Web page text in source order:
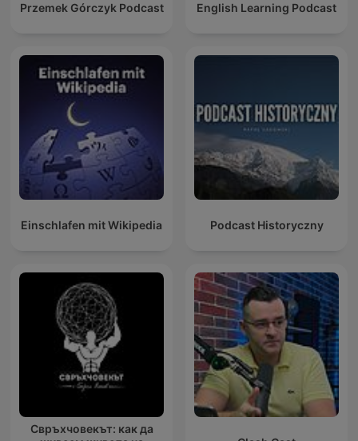
Przemek Górczyk Podcast English Learning Podcast
Einschlafen mit Wikipedia Podcast Historyczny
Свръхчовекът: как да